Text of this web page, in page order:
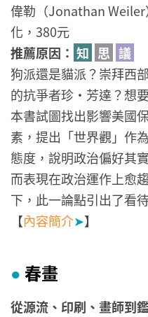
偉勒（Jonathan
化，380元
推薦原因： 知 思 議
狗派還是貓派？崇拜西
的抗爭者珍·芳達？想
本書試圖找出影響美國
素，提出「世界觀」作
態度，說明政治偏好其
而表現在政治運作上愈
下，此一論點引出了看
【內容簡介➤】
● 春畫
從源流、印刷、畫師到